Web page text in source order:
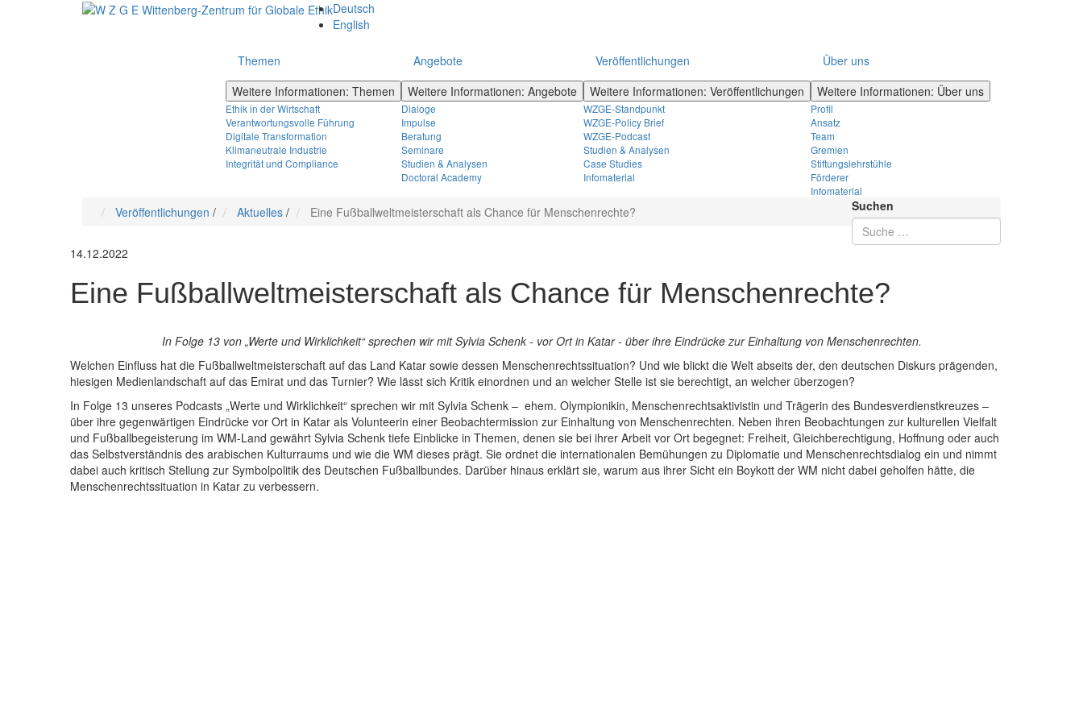
Deutsch
English
Themen
Weitere Informationen: Themen
Ethik in der Wirtschaft
Verantwortungsvolle Führung
Digitale Transformation
Klimaneutrale Industrie
Integrität und Compliance
Angebote
Weitere Informationen: Angebote
Dialoge
Impulse
Beratung
Seminare
Studien & Analysen
Doctoral Academy
Veröffentlichungen
Weitere Informationen: Veröffentlichungen
WZGE-Standpunkt
WZGE-Policy Brief
WZGE-Podcast
Studien & Analysen
Case Studies
Infomaterial
Über uns
Weitere Informationen: Über uns
Profil
Ansatz
Team
Gremien
Stiftungslehrstühle
Förderer
Infomaterial
Suchen
Veröffentlichungen / Aktuelles / Eine Fußballweltmeisterschaft als Chance für Menschenrechte?
14.12.2022
Eine Fußballweltmeisterschaft als Chance für Menschenrechte?
In Folge 13 von „Werte und Wirklichkeit“ sprechen wir mit Sylvia Schenk - vor Ort in Katar - über ihre Eindrücke zur Einhaltung von Menschenrechten.
Welchen Einfluss hat die Fußballweltmeisterschaft auf das Land Katar sowie dessen Menschenrechtssituation? Und wie blickt die Welt abseits der, den deutschen Diskurs prägenden,
hiesigen Medienlandschaft auf das Emirat und das Turnier? Wie lässt sich Kritik einordnen und an welcher Stelle ist sie berechtigt, an welcher überzogen?
In Folge 13 unseres Podcasts „Werte und Wirklichkeit“ sprechen wir mit Sylvia Schenk – ehem. Olympionikin, Menschenrechtsaktivistin und Trägerin des Bundesverdienstkreuzes –
über ihre gegenwärtigen Eindrücke vor Ort in Katar als Volunteerin einer Beobachtermission zur Einhaltung von Menschenrechten. Neben ihren Beobachtungen zur kulturellen Vielfalt
und Fußballbegeisterung im WM-Land gewährt Sylvia Schenk tiefe Einblicke in Themen, denen sie bei ihrer Arbeit vor Ort begegnet: Freiheit, Gleichberechtigung, Hoffnung oder auch
das Selbstverständnis des arabischen Kulturraums und wie die WM dieses prägt. Sie ordnet die internationalen Bemühungen zu Diplomatie und Menschenrechtsdialog ein und nimmt
dabei auch kritisch Stellung zur Symbolpolitik des Deutschen Fußballbundes. Darüber hinaus erklärt sie, warum aus ihrer Sicht ein Boykott der WM nicht dabei geholfen hätte, die
Menschenrechtssituation in Katar zu verbessern.